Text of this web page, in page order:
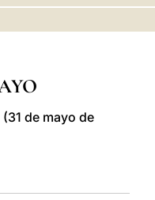
LATINE
de mayo de